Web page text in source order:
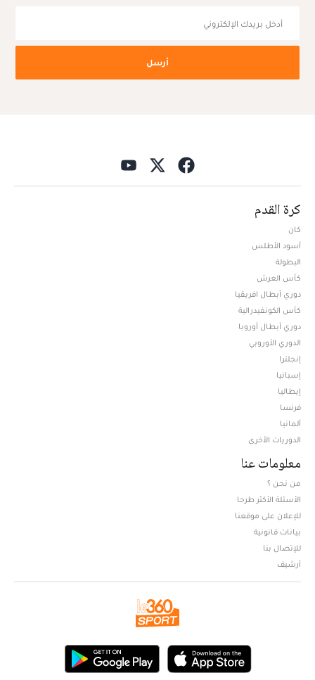
أرسل
كرة القدم
كان
أسود الأطلس
البطولة
كأس العرش
دوري أبطال افريقيا
كأس الكونفيدرالية
دوري أبطال أوروبا
الدوري الأوروبي
إنجلترا
إسبانيا
إيطاليا
فرنسا
ألمانيا
الدوريات الأخرى
معلومات عنا
من نحن ؟
الأسئلة الأكثر طرحا
للإعلان على موقعنا
بيانات قانونية
للإتصال بنا
أرشيف